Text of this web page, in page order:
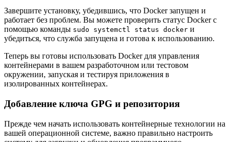
Завершите установку, убедившись, что Docker запущен и
работает без проблем. Вы можете проверить статус Docker с
помощью команды sudo systemctl status docker и
убедиться, что служба запущена и готова к использованию.
Теперь вы готовы использовать Docker для управления
контейнерами в вашем разработочном или тестовом
окружении, запуская и тестируя приложения в
изолированных контейнерах.
Добавление ключа GPG и репозитория
Прежде чем начать использовать контейнерные технологии на
вашей операционной системе, важно правильно настроить